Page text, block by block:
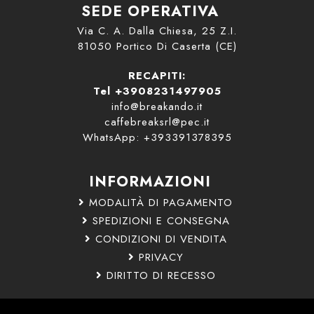
SEDE OPERATIVA
Via C. A. Dalla Chiesa, 25 Z.I.
81050 Portico Di Caserta (CE)
RECAPITI:
Tel +3908231497905
info@breakando.it
caffebreaksrl@pec.it
WhatsApp: +393391378395
INFORMAZIONI
MODALITÀ DI PAGAMENTO
SPEDIZIONI E CONSEGNA
CONDIZIONI DI VENDITA
PRIVACY
DIRITTO DI RECESSO